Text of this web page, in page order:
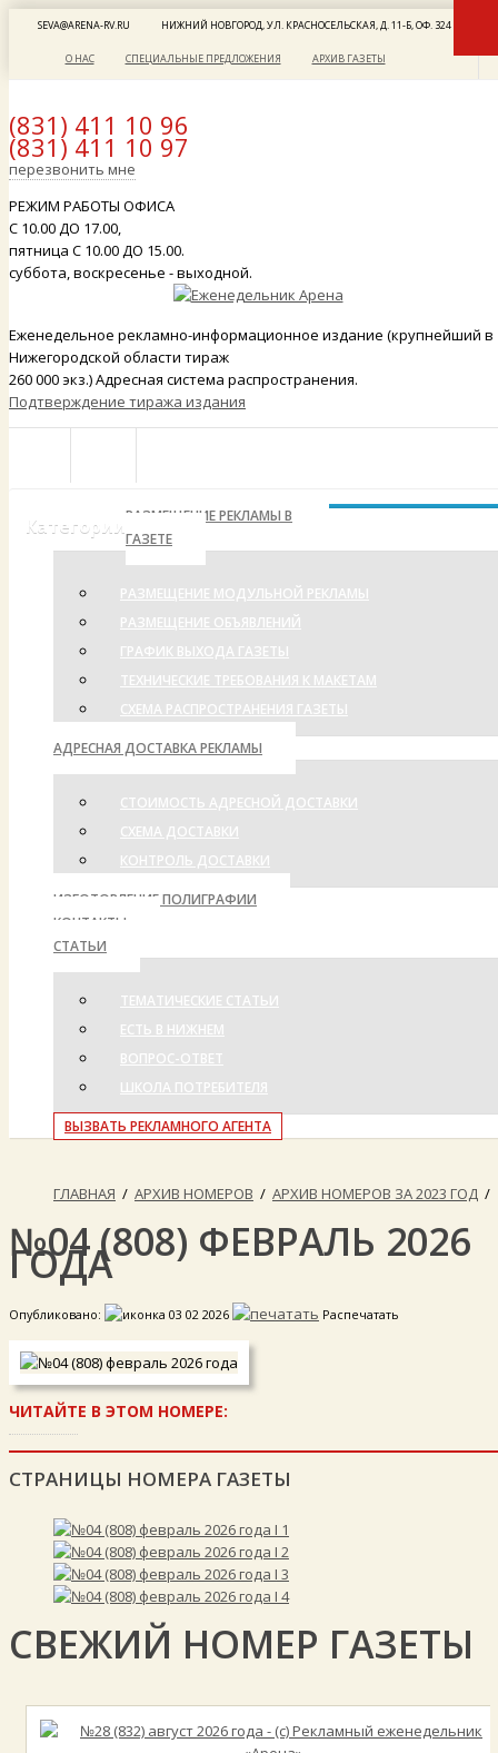
SEVA@ARENA-RV.RU НИЖНИЙ НОВГОРОД, УЛ. КРАСНОСЕЛЬСКАЯ, Д. 11-Б, ОФ. 324
О НАС СПЕЦИАЛЬНЫЕ ПРЕДЛОЖЕНИЯ АРХИВ ГАЗЕТЫ
x
(831) 411 10 96
(831) 411 10 97
перезвонить мне
РЕЖИМ РАБОТЫ ОФИСА
С 10.00 ДО 17.00,
пятница С 10.00 ДО 15.00.
суббота, воскресенье - выходной.
Еженедельное рекламно-информационное издание (крупнейший в
Нижегородской области тираж
260 000 экз.) Адресная система распространения.
Подтверждение тиража издания
Категории РАЗМЕЩЕНИЕ РЕКЛАМЫ В
ГАЗЕТЕ
РАЗМЕЩЕНИЕ МОДУЛЬНОЙ РЕКЛАМЫ
РАЗМЕЩЕНИЕ ОБЪЯВЛЕНИЙ
ГРАФИК ВЫХОДА ГАЗЕТЫ
ТЕХНИЧЕСКИЕ ТРЕБОВАНИЯ К МАКЕТАМ
СХЕМА РАСПРОСТРАНЕНИЯ ГАЗЕТЫ
АДРЕСНАЯ ДОСТАВКА РЕКЛАМЫ
СТОИМОСТЬ АДРЕСНОЙ ДОСТАВКИ
СХЕМА ДОСТАВКИ
КОНТРОЛЬ ДОСТАВКИ
ИЗГОТОВЛЕНИЕ ПОЛИГРАФИИ
КОНТАКТЫ
СТАТЬИ
ТЕМАТИЧЕСКИЕ СТАТЬИ
ЕСТЬ В НИЖНЕМ
ВОПРОС-ОТВЕТ
ШКОЛА ПОТРЕБИТЕЛЯ
ВЫЗВАТЬ РЕКЛАМНОГО АГЕНТА
ГЛАВНАЯ / АРХИВ НОМЕРОВ / АРХИВ НОМЕРОВ ЗА 2023 ГОД /
№04 (808) ФЕВРАЛЬ 2026
ГОДА
Опубликовано: 03 02 2026 Распечатать
ЧИТАЙТЕ В ЭТОМ НОМЕРЕ:
СТРАНИЦЫ НОМЕРА ГАЗЕТЫ
СВЕЖИЙ НОМЕР ГАЗЕТЫ